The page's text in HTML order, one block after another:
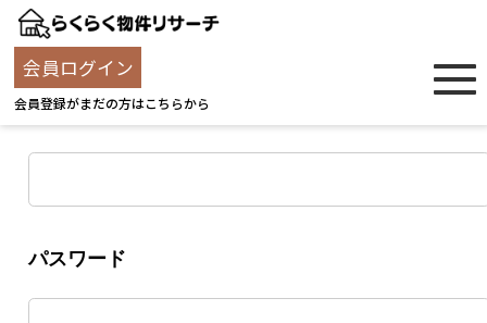
会員ログイン
会員登録がまだの方はこちらから
ユーザー名
パスワード